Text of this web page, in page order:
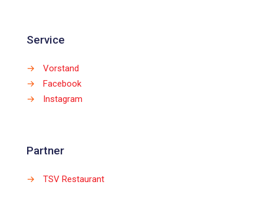
Service
→
Vorstand
→
Facebook
→
Instagram
Partner
→ TSV Restaurant